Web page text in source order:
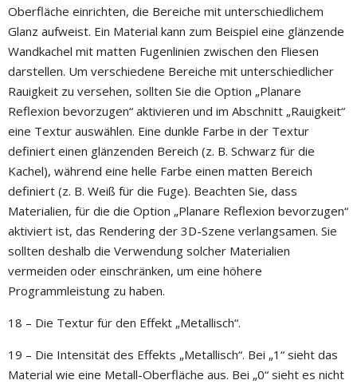
Oberfläche einrichten, die Bereiche mit unterschiedlichem
Glanz aufweist. Ein Material kann zum Beispiel eine glänzende
Wandkachel mit matten Fugenlinien zwischen den Fliesen
darstellen. Um verschiedene Bereiche mit unterschiedlicher
Rauigkeit zu versehen, sollten Sie die Option „Planare
Reflexion bevorzugen“ aktivieren und im Abschnitt „Rauigkeit“
eine Textur auswählen. Eine dunkle Farbe in der Textur
definiert einen glänzenden Bereich (z. B. Schwarz für die
Kachel), während eine helle Farbe einen matten Bereich
definiert (z. B. Weiß für die Fuge). Beachten Sie, dass
Materialien, für die die Option „Planare Reflexion bevorzugen“
aktiviert ist, das Rendering der 3D-Szene verlangsamen. Sie
sollten deshalb die Verwendung solcher Materialien
vermeiden oder einschränken, um eine höhere
Programmleistung zu haben.
18 – Die Textur für den Effekt „Metallisch“.
19 – Die Intensität des Effekts „Metallisch“. Bei „1“ sieht das
Material wie eine Metall-Oberfläche aus. Bei „0“ sieht es nicht